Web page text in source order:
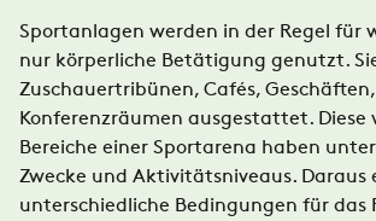
Sportanlagen werden in der Regel für
nur körperliche Betätigung genutzt.
Zuschauertribünen, Cafés,
Konferenzräumen ausgestattet. Diese
Bereiche einer Sportarena haben
Zwecke und Aktivitätsniveaus. Daraus
unterschiedliche Bedingungen für das